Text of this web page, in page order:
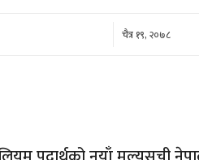
चैत्र १९, २०७८